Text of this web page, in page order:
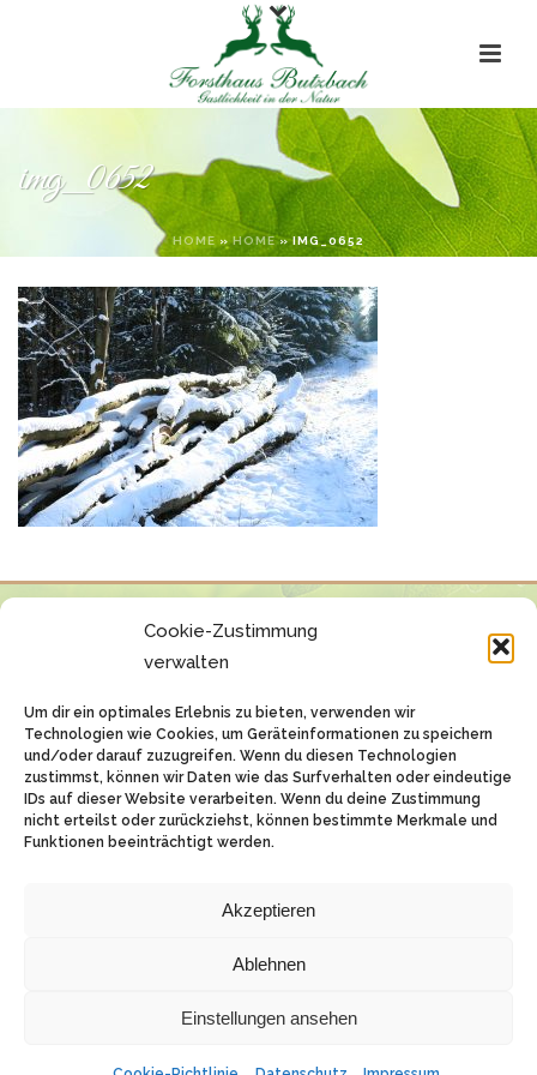
Cookie-Zustimmung
verwalten
Um dir ein optimales Erlebnis zu bieten, verwenden wir
Technologien wie Cookies, um Geräteinformationen zu speichern
und/oder darauf zuzugreifen. Wenn du diesen Technologien
zustimmst, können wir Daten wie das Surfverhalten oder eindeutige
IDs auf dieser Website verarbeiten. Wenn du deine Zustimmung
nicht erteilst oder zurückziehst, können bestimmte Merkmale und
Funktionen beeinträchtigt werden.
Akzeptieren
Ablehnen
Einstellungen ansehen
img_0652
HOME »HOME»IMG_0652
© 2026 Forsthaus Butzbach
Telefon:06033 5484